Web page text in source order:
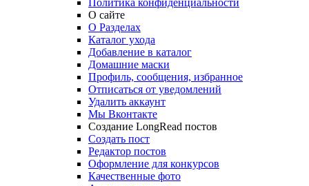
Политика конфиденциальности
О сайте
О Разделах
Каталог ухода
Добавление в каталог
Домашние маски
Профиль, сообщения, избранное
Отписаться от уведомлений
Удалить аккаунт
Мы Вконтакте
Создание LongRead постов
Создать пост
Редактор постов
Оформление для конкурсов
Качественные фото